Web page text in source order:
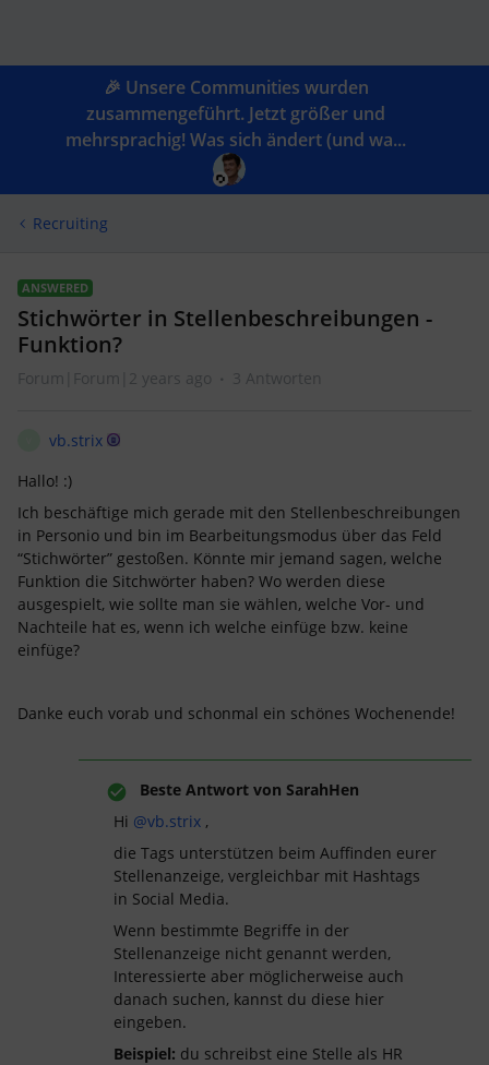
🎉 Unsere Communities wurden
zusammengeführt. Jetzt größer und
mehrsprachig! Was sich ändert (und wa...
Recruiting
ANSWERED
Stichwörter in Stellenbeschreibungen -
Funktion?
Forum|Forum|2 years ago 3 Antworten
vb.strix
Hallo! :)
Ich beschäftige mich gerade mit den Stellenbeschreibungen
in Personio und bin im Bearbeitungsmodus über das Feld
“Stichwörter” gestoßen. Könnte mir jemand sagen, welche
Funktion die Sitchwörter haben? Wo werden diese
ausgespielt, wie sollte man sie wählen, welche Vor- und
Nachteile hat es, wenn ich welche einfüge bzw. keine
einfüge?
Danke euch vorab und schonmal ein schönes Wochenende!
Beste Antwort von SarahHen
Hi @vb.strix ,
die Tags unterstützen beim Auffinden eurer
Stellenanzeige, vergleichbar mit Hashtags
in Social Media.
Wenn bestimmte Begriffe in der
Stellenanzeige nicht genannt werden,
Interessierte aber möglicherweise auch
danach suchen, kannst du diese hier
eingeben.
Beispiel: du schreibst eine Stelle als HR